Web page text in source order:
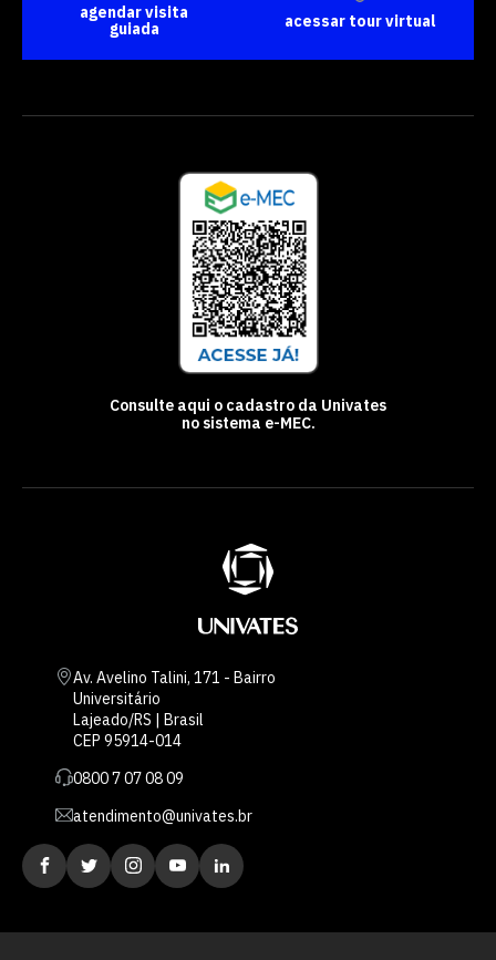
agendar visita
guiada
acessar tour virtual
Consulte aqui o cadastro da Univates
no sistema e-MEC.
Av. Avelino Talini, 171 - Bairro
Universitário
Lajeado/RS | Brasil
CEP 95914-014
0800 7 07 08 09
atendimento@univates.br